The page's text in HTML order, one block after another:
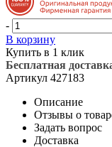
-
В корзину
Купить в 1 клик
Бесплатная
Артикул 427183
Описание
Отзывы о
Задать вопрос
Доставка